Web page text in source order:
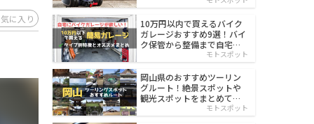
に入り
10万円以内で買えるバイク
ガレージおすすめ9選！バイ
ク保管から整備まで自宅で
モトスポット
岡山県のおすすめツーリン
グルート！絶景スポットや
観光スポットをまとめて紹
モトスポット